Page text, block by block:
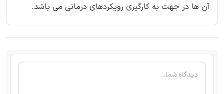
آن ها در جهت به کارگیری رویکردهای درمانی می باشد.